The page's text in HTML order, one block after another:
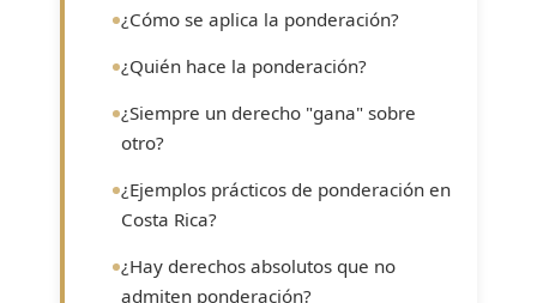
¿Cómo se aplica la ponderación?
¿Quién hace la ponderación?
¿Siempre un derecho "gana" sobre
otro?
¿Ejemplos prácticos de ponderación en
Costa Rica?
¿Hay derechos absolutos que no
admiten ponderación?